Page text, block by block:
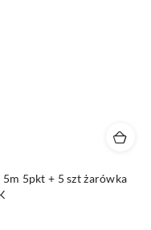
5pkt + 5 szt żarówka